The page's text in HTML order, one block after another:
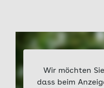
Wir möchten
dass beim